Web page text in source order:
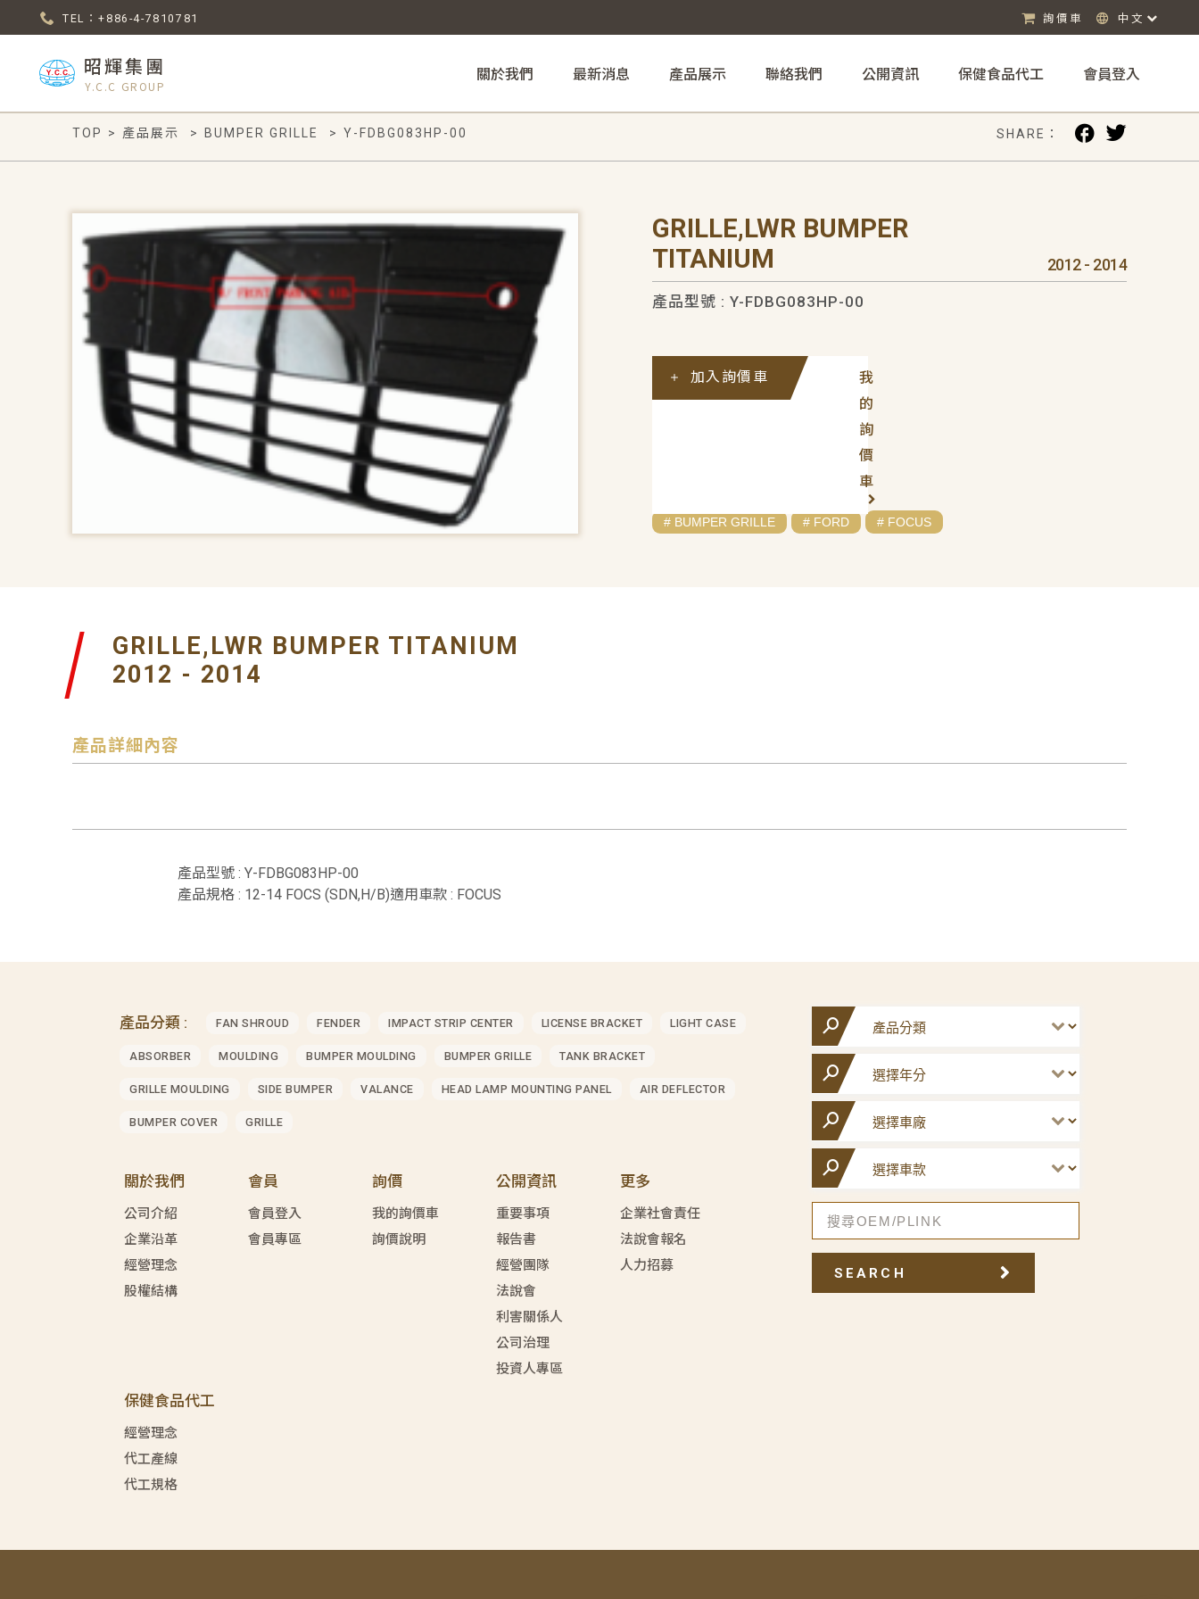
TEL：+886-4-7810781 詢價車 中文
昭輝集團
Y.C.C GROUP
關於我們 最新消息 產品展示 聯絡我們 公開資訊 保健食品代工 會員登入
TOP > 產品展示 > BUMPER GRILLE > Y-FDBG083HP-00 SHARE：
GRILLE,LWR BUMPER
TITANIUM
2012 - 2014
產品型號 : Y-FDBG083HP-00
我
的
詢
價
車
加入詢價車
# BUMPER GRILLE # FORD # FOCUS
GRILLE,LWR BUMPER TITANIUM
2012 - 2014
產品詳細內容
產品型號 : Y-FDBG083HP-00
產品規格 : 12-14 FOCS (SDN,H/B)適用車款 : FOCUS
產品分類 : FAN SHROUD FENDER IMPACT STRIP CENTER LICENSE BRACKET LIGHT CASE
ABSORBER MOULDING BUMPER MOULDING BUMPER GRILLE TANK BRACKET
GRILLE MOULDING SIDE BUMPER VALANCE HEAD LAMP MOUNTING PANEL AIR DEFLECTOR
BUMPER COVER GRILLE
關於我們
公司介紹
企業沿革
經營理念
股權結構
會員
會員登入
會員專區
詢價
我的詢價車
詢價說明
公開資訊
重要事項
報告書
經營團隊
法說會
利害關係人
公司治理
投資人專區
更多
企業社會責任
法說會報名
人力招募
保健食品代工
經營理念
代工產線
代工規格
SEARCH